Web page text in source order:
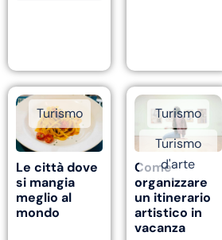
Turismo
Le città dove
si mangia
meglio al
mondo
Turismo
Turismo
d'arte
Come
organizzare
un itinerario
artistico in
vacanza